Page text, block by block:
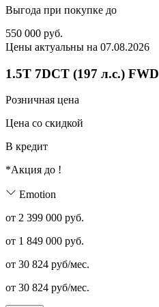
Выгода при покупке до
550 000 руб.
Цены актуальны на 07.08.2026
1.5T 7DCT (197 л.с.) FWD
Розничная цена
Цена со скидкой
В кредит
*Акция до !
Emotion
от 2 399 000 руб.
от 1 849 000 руб.
от 30 824 руб/мес.
от 30 824 руб/мес.